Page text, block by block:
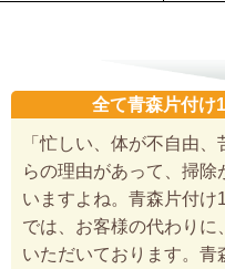
全て青森片付け
「忙しい、体が不自由
らの理由があって、掃
いますよね。青森片付け
では、お客様の代わりに
いただいております。青